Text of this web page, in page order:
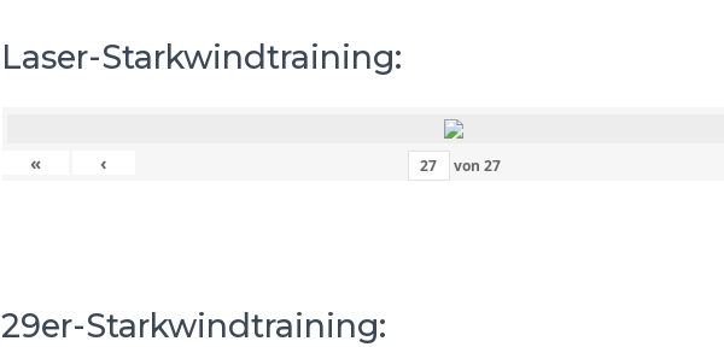
Laser-Starkwindtraining:
« ‹ von 27
29er-Starkwindtraining: